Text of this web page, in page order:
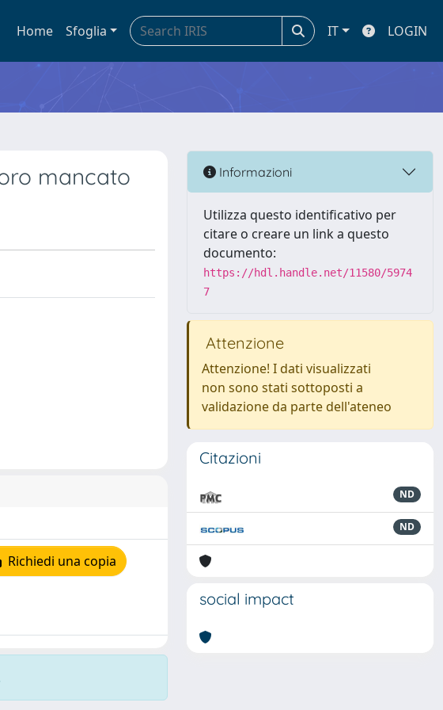
Home Sfoglia IT LOGIN
mancato
Richiedi una copia
Informazioni
Utilizza questo identificativo per
citare o creare un link a questo
documento:
https://hdl.handle.net/11580/5974
7
Attenzione
Attenzione! I dati visualizzati
non sono stati sottoposti a
validazione da parte dell'ateneo
Citazioni
ND
ND
social impact